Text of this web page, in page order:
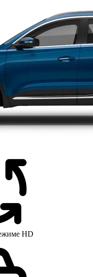
HD